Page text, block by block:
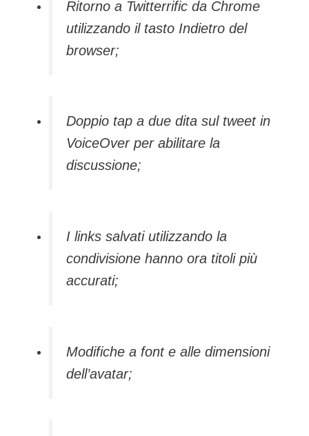
Ritorno a Twitterrific da Chrome
utilizzando il tasto Indietro del
browser;
Doppio tap a due dita sul tweet in
VoiceOver per abilitare la
discussione;
I links salvati utilizzando la
condivisione hanno ora titoli più
accurati;
Modifiche a font e alle dimensioni
dell’avatar;